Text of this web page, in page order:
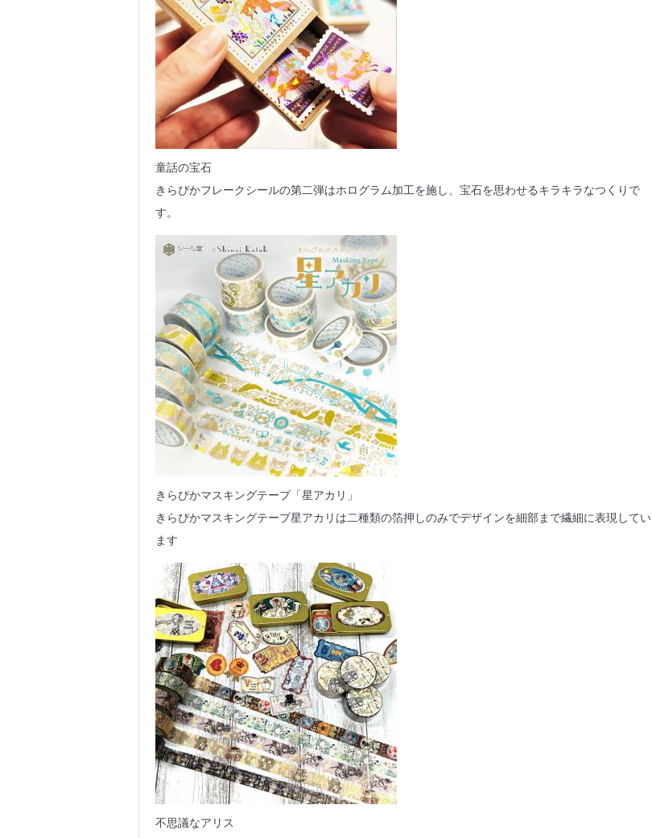
童話の宝石
きらぴかフレークシールの第二弾はホログラム加工を施し、宝石を思わせるキラキラなつくりで
す。
きらぴかマスキングテープ「星アカリ」
きらぴかマスキングテープ星アカリは二種類の箔押しのみでデザインを細部まで繊細に表現してい
ます
不思議なアリス